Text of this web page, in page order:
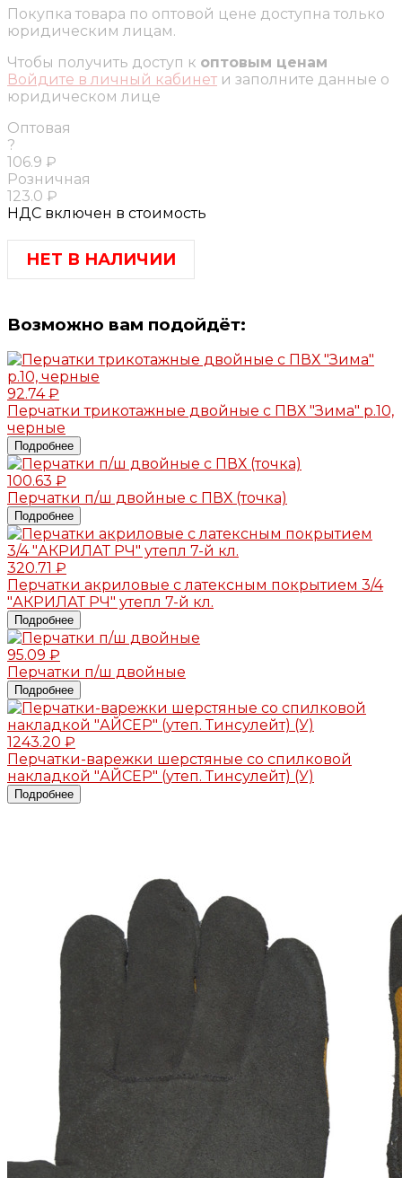
Покупка товара по оптовой цене доступна только
юридическим лицам.
Чтобы получить доступ к оптовым ценам
Войдите в личный кабинет и заполните данные о
юридическом лице
Оптовая
?
106.9 ₽
Розничная
123.0 ₽
НДС включен в стоимость
НЕТ В НАЛИЧИИ
Возможно вам подойдёт:
92.74 ₽
Перчатки трикотажные двойные с ПВХ "Зима" р.10,
черные
Подробнее
100.63 ₽
Перчатки п/ш двойные с ПВХ (точка)
Подробнее
320.71 ₽
Перчатки акриловые с латексным покрытием 3/4
"АКРИЛАТ РЧ" утепл 7-й кл.
Подробнее
95.09 ₽
Перчатки п/ш двойные
Подробнее
1243.20 ₽
Перчатки-варежки шерстяные со спилковой
накладкой "АЙСЕР" (утеп. Тинсулейт) (У)
Подробнее